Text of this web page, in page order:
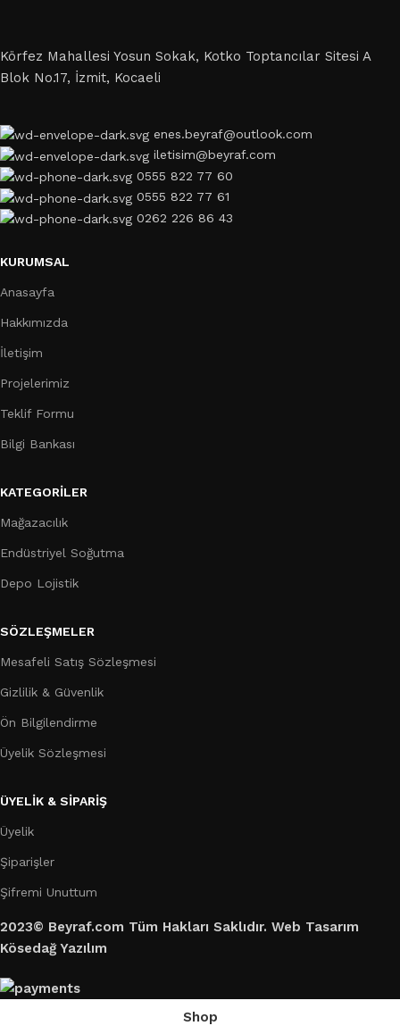
Körfez Mahallesi Yosun Sokak, Kotko Toptancılar Sitesi A
Blok No.17, İzmit, Kocaeli
enes.beyraf@outlook.com
iletisim@beyraf.com
0555 822 77 60
0555 822 77 61
0262 226 86 43
KURUMSAL
Anasayfa
Hakkımızda
İletişim
Projelerimiz
Teklif Formu
Bilgi Bankası
KATEGORILER
Mağazacılık
Endüstriyel Soğutma
Depo Lojistik
SÖZLEŞMELER
Mesafeli Satış Sözleşmesi
Gizlilik & Güvenlik
Ön Bilgilendirme
Üyelik Sözleşmesi
ÜYELİK & SİPARİŞ
Üyelik
Şiparişler
Şifremi Unuttum
2023© Beyraf.com Tüm Hakları Saklıdır. Web Tasarım
Kösedağ Yazılım
Shop